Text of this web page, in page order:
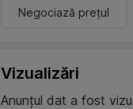
Negociază prețul
Vizualizări
Anunțul dat a fost